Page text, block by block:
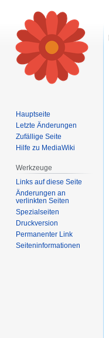
Hauptseite
Letzte Änderungen
Zufällige Seite
Hilfe zu MediaWiki
Werkzeuge
Links auf diese Seite
Änderungen an
verlinkten Seiten
Spezialseiten
Druckversion
Permanenter Link
Seiten­informationen